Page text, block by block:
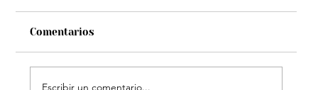
Comentarios
Escribir un comentario...